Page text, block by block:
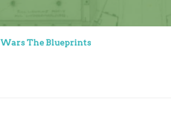
The Blueprints